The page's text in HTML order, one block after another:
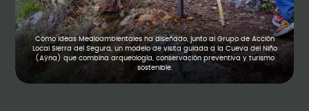
Cómo Ideas Medioambientales ha diseñado, junto al Grupo de Acción
Local Sierra del Segura, un modelo de visita guiada a la Cueva del Niño
(Aýna) que combina arqueología, conservación preventiva y turismo
sostenible.